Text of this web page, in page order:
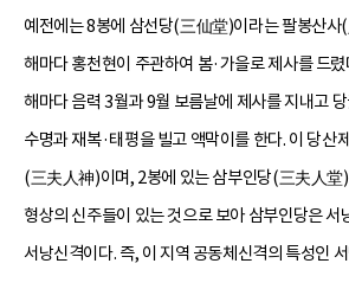
예전에는 8봉에 삼선당(三仙堂)이라는 팔봉산
해마다 홍천현이 주관하여 봄·가을로 제사를 드
해마다 음력 3월과 9월 보름날에 제사를 지내고
수명과 재복·태평을 빌고 액막이를 한다. 이 당산
(三夫人神)이며, 2봉에 있는 삼부인당(三夫人堂
형상의 신주들이 있는 것으로 보아 삼부인당은 서
서낭신격이다. 즉, 이 지역 공동체신격의 특성인